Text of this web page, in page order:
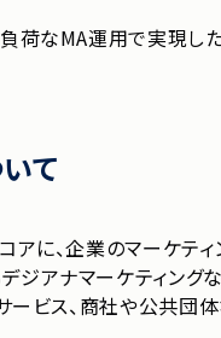
荷なMA運用で実現し
て
アに、企業のマーケテ
アナマーケティングな
ービス、商社や公共